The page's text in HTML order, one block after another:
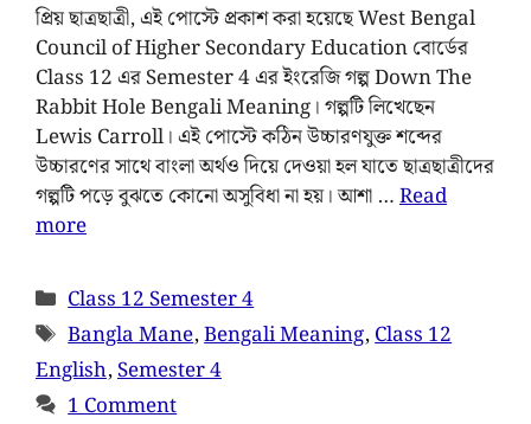
প্রিয় ছাত্রছাত্রী, এই পোস্টে প্রকাশ করা হয়েছে West Bengal
Council of Higher Secondary Education বোর্ডের
Class 12 এর Semester 4 এর ইংরেজি গল্প Down The
Rabbit Hole Bengali Meaning। গল্পটি লিখেছেন
Lewis Carroll। এই পোস্টে কঠিন উচ্চারণযুক্ত শব্দের
উচ্চারণের সাথে বাংলা অর্থও দিয়ে দেওয়া হল যাতে ছাত্রছাত্রীদের
গল্পটি পড়ে বুঝতে কোনো অসুবিধা না হয়। আশা …Read
more
Class 12 Semester 4
Bangla Mane,Bengali Meaning,Class 12
English,Semester 4
1 Comment